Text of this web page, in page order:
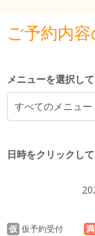
ご予約内
メニューを選択し
すべてのメニュー
日時をクリックし
仮 仮予約受付 満
3:00
4:00
5:00
6:00